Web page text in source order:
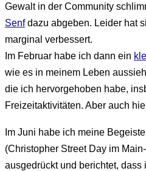
Gewalt in der Community
Senfdazu abgeben. Leider hat
marginal verbessert.
Im Februar habe ich dann ein
wie es in meinem Leben
die ich hervorgehoben habe,
Freizeitaktivitäten. Aber auch
Im Juni habe ich meine
(Christopher Street Day im
ausgedrückt und berichtet, dass